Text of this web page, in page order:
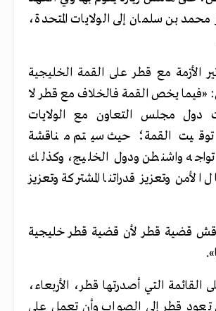
محمد بن سلمان إلى الولايات المتحدة،
الأزمة مع قطر على القمة الخليجية
«فيما يخص القمة فالخلاف مع قطر لا
دول مجلس التعاون مع الولايات
توقيت القمة؛ حيث سيتم مناقشة
تواجه واشنطن ودول الخليج، وكذلك
الأمن وتعزيز قدراتنا المشتركة وتعزيز
قضية قطر لأن قضية قطر خليجية
القائمة التي أصدرتها قطر، الأربعاء،
تعود قطر إلى الصواب وأن تعمل على